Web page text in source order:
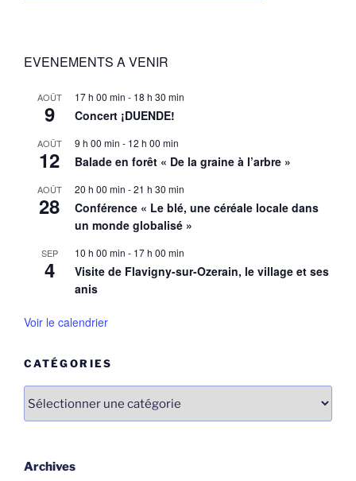
EVENEMENTS A VENIR
AOÛT
9
17 h 00 min - 18 h 30 min
Concert ¡DUENDE!
AOÛT
12
9 h 00 min - 12 h 00 min
Balade en forêt « De la graine à l’arbre »
AOÛT
28
20 h 00 min -21 h 30 min
Conférence « Le blé, une céréale locale dans
un monde globalisé »
SEP
4
10 h 00 min - 17 h 00 min
Visite de Flavigny-sur-Ozerain, le village et ses
anis
Voir le calendrier
CATÉGORIES
Archives